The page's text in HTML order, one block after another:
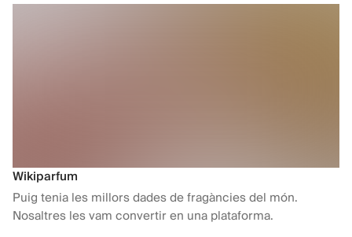
Wikiparfum
Puig tenia les millors dades de fragàncies del món.
Nosaltres les vam convertir en una plataforma.